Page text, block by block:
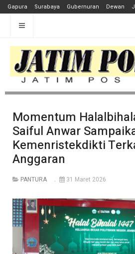
Gapura Surabaya Gubernuran Dewan
Momentum
Saiful Anwar
Kemenristekdikti
Anggaran
PANTURA 31 Maret 2026